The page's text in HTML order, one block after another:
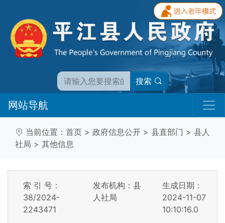
搜索
网站导航
当前位置： 首页 > 政府信息公开 > 县直部门 > 县人
社局 > 其他信息
索 引 号：
38/2024-
2243471
发布机构：县
人社局
生成日期：
2024-11-07
10:10:16.0